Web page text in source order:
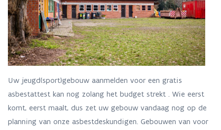
Uw jeugd(sport)gebouw aanmelden voor een gratis
asbestattest kan nog zolang het budget strekt . Wie eerst
komt, eerst maalt, dus zet uw gebouw vandaag nog op de
planning van onze asbestdeskundigen. Gebouwen van voor